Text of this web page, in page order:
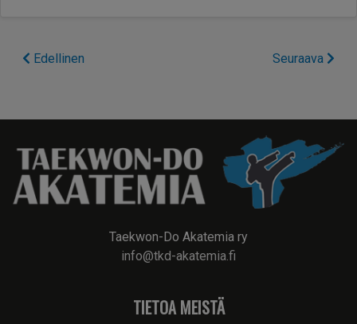
Edellinen Seuraava
Taekwon-Do Akatemia ry
info@tkd-akatemia.fi
TIETOA MEISTÄ